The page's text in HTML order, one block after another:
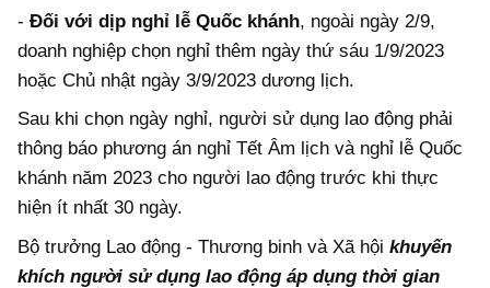
- Đối với dịp nghỉ lễ Quốc khánh, ngoài ngày 2/9,
doanh nghiệp chọn nghỉ thêm ngày thứ sáu 1/9/2023
hoặc Chủ nhật ngày 3/9/2023 dương lịch.
Sau khi chọn ngày nghỉ, người sử dụng lao động phải
thông báo phương án nghỉ Tết Âm lịch và nghỉ lễ Quốc
khánh năm 2023 cho người lao động trước khi thực
hiện ít nhất 30 ngày.
Bộ trưởng Lao động - Thương binh và Xã hội khuyến
khích người sử dụng lao động áp dụng thời gian